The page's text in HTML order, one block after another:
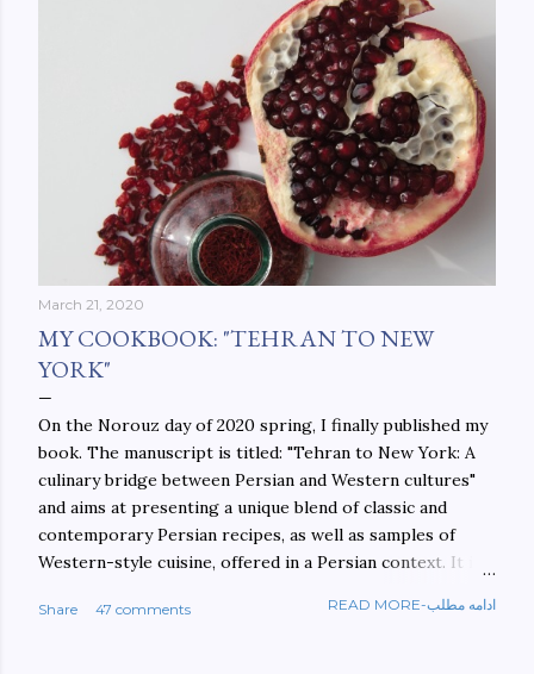
March 21, 2020
MY COOKBOOK: "TEHRAN TO NEW
YORK"
On the Norouz day of 2020 spring, I finally published my
book. The manuscript is titled: "Tehran to New York: A
culinary bridge between Persian and Western cultures"
and aims at presenting a unique blend of classic and
contemporary Persian recipes, as well as samples of
Western-style cuisine, offered in a Persian context. It is
walls. This book aims at constructing a bridge between
Share 47 comments READ MORE-ادامه مطلب